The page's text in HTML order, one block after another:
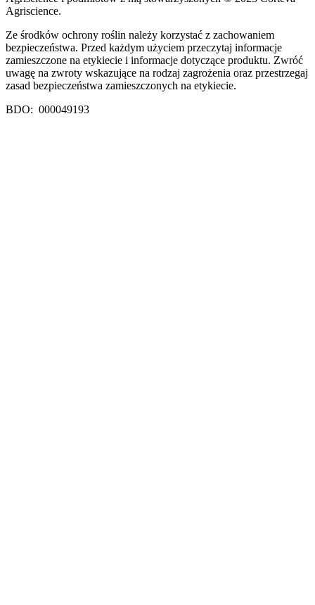
Agriscience.
Ze środków ochrony roślin należy korzystać z zachowaniem
bezpieczeństwa. Przed każdym użyciem przeczytaj informacje
zamieszczone na etykiecie i informacje dotyczące produktu. Zwróć
uwagę na zwroty wskazujące na rodzaj zagrożenia oraz przestrzegaj
zasad bezpieczeństwa zamieszczonych na etykiecie.
BDO: 000049193